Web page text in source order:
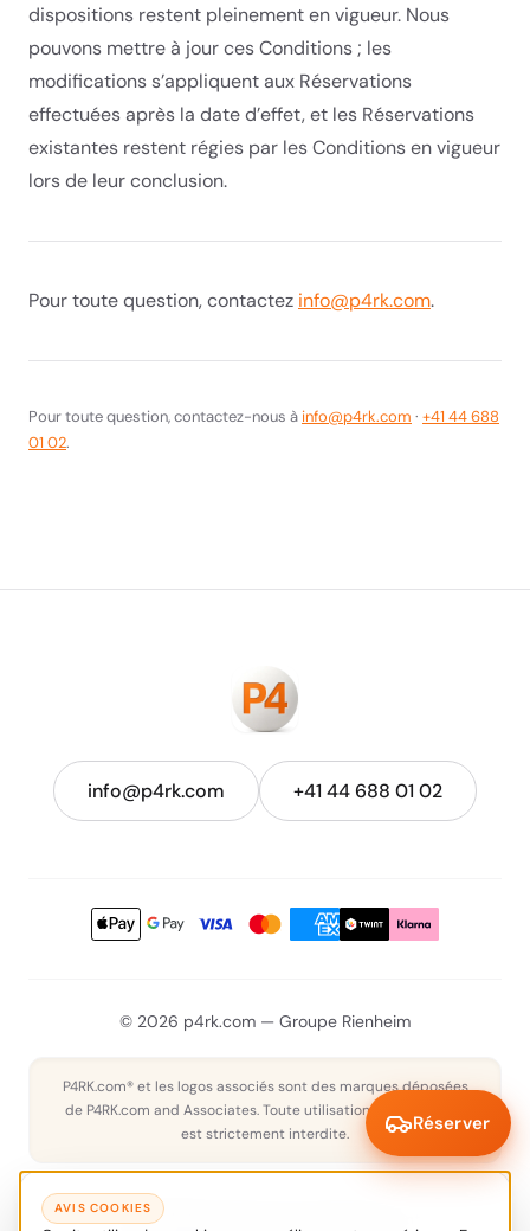
dispositions restent pleinement en vigueur. Nous
pouvons mettre à jour ces Conditions ; les
modifications s’appliquent aux Réservations
effectuées après la date d’effet, et les Réservations
existantes restent régies par les Conditions en vigueur
lors de leur conclusion.
Pour toute question, contactez info@p4rk.com.
Pour toute question, contactez-nous à info@p4rk.com · +41 44 688
01 02.
info@p4rk.com +41 44 688 01 02
© 2026 p4rk.com — Groupe Rienheim
P4RK.com® et les logos associés sont des marques déposées
de P4RK.com and Associates. Toute utilisation non autorisée
est strictement interdite.
ZurichBâle
Réserver
AVIS COOKIES